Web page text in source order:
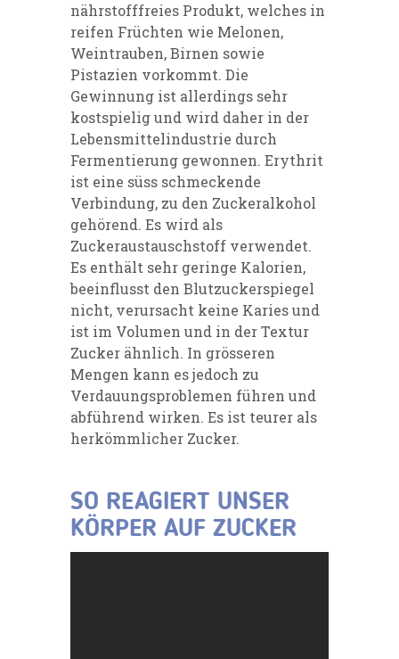
nährstofffreies Produkt, welches in
reifen Früchten wie Melonen,
Weintrauben, Birnen sowie
Pistazien vorkommt. Die
Gewinnung ist allerdings sehr
kostspielig und wird daher in der
Lebensmittelindustrie durch
Fermentierung gewonnen. Erythrit
ist eine süss schmeckende
Verbindung, zu den Zuckeralkohol
gehörend. Es wird als
Zuckeraustauschstoff verwendet.
Es enthält sehr geringe Kalorien,
beeinflusst den Blutzuckerspiegel
nicht, verursacht keine Karies und
ist im Volumen und in der Textur
Zucker ähnlich. In grösseren
Mengen kann es jedoch zu
Verdauungsproblemen führen und
abführend wirken. Es ist teurer als
herkömmlicher Zucker.
SO REAGIERT UNSER
KÖRPER AUF ZUCKER